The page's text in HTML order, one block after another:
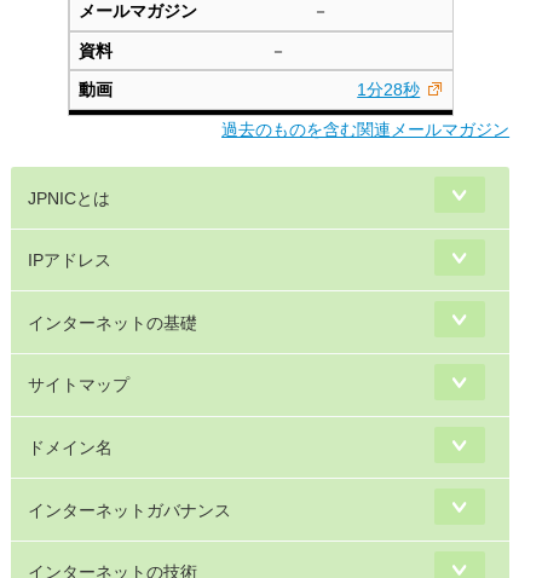
－
－
1分28秒
過去のものを含む関連メールマガジン
JPNICとは
IPアドレス
インターネットの基礎
サイトマップ
ドメイン名
インターネットガバナンス
インターネットの技術